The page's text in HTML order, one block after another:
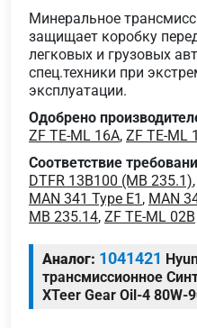
Минеральное
защищает коробку
легковых и грузовых
спец.техники при
эксплуатации.
Одобрено
ZF TE-ML 16A, ZF TE-ML
Соответствие
DTFR 13B100 (MB 235.1),
MAN 341 Type E1 , MAN
MB 235.14, ZF TE-ML 02B
Аналог: 1041421
трансмиссионное
XTeer Gear Oil-4 80W-